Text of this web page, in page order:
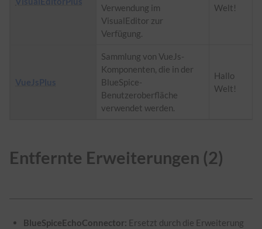
Verwendung im
VisualEditor zur
Verfügung.
Welt!
VueJsPlus
Sammlung von VueJs-
Komponenten, die in der
BlueSpice-
Benutzeroberfläche
verwendet werden.
Hallo
Welt!
Entfernte Erweiterungen (2)
BlueSpiceEchoConnector: Ersetzt durch die Erweiterung